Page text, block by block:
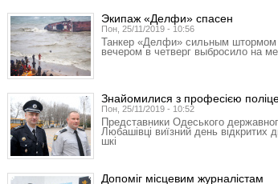
Экипаж «Делфи» спасен
Пон, 25/11/2019 - 10:56
Танкер «Делфи» сильным
вечером в четверг выбросило на
Знайомилися з професією
Пон, 25/11/2019 - 10:52
Представники Одеського
Любашівці виїзний день відкритих
шкі
Допоміг місцевим журналістам